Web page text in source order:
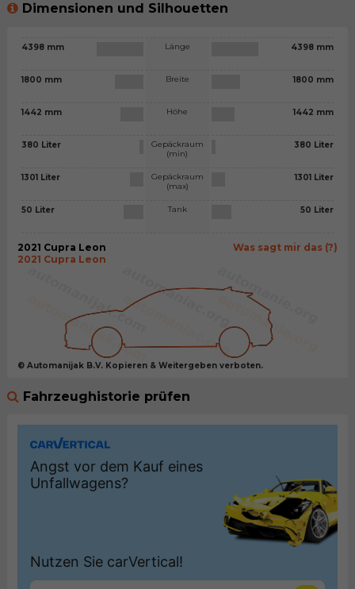
Dimensionen und Silhouetten
4398 mm
1800 mm
1442 mm
380 Liter
1301 Liter
50 Liter
Länge
Breite
Höhe
Gepäckraum
(min)
Gepäckraum
(max)
Tank
4398 mm
1800 mm
1442 mm
380 Liter
1301 Liter
50 Liter
Was sagt mir das (?)
2021 Cupra Leon
2021 Cupra Leon
© Automanijak B.V. Kopieren & Weitergeben verboten.
Fahrzeughistorie prüfen